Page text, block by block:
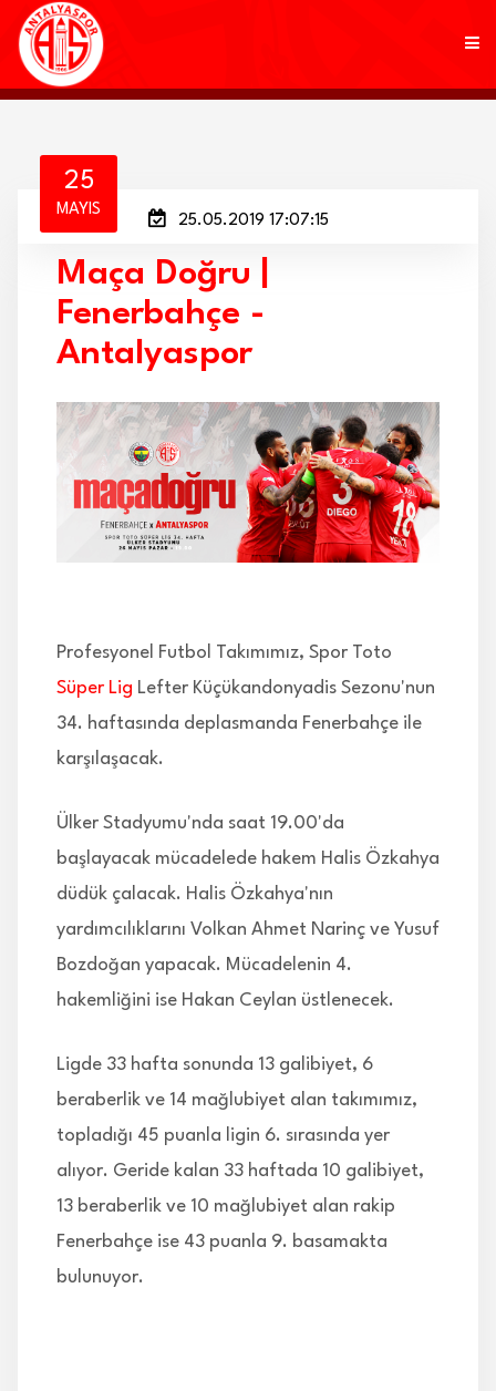
KULÜP
AKADEMİ
MARKALAR
BRANŞLAR
HABERLER
25
MAYIS
25.05.2019 17:07:15
Maça Doğru |
Fenerbahçe -
Antalyaspor
Profesyonel Futbol Takımımız, Spor Toto
Süper Lig Lefter Küçükandonyadis Sezonu'nun
34. haftasında deplasmanda Fenerbahçe ile
karşılaşacak.
Ülker Stadyumu'nda saat 19.00'da
başlayacak mücadelede hakem Halis Özkahya
düdük çalacak. Halis Özkahya'nın
yardımcılıklarını Volkan Ahmet Narinç ve Yusuf
Bozdoğan yapacak. Mücadelenin 4.
hakemliğini ise Hakan Ceylan üstlenecek.
Ligde 33 hafta sonunda 13 galibiyet, 6
beraberlik ve 14 mağlubiyet alan takımımız,
topladığı 45 puanla ligin 6. sırasında yer
alıyor. Geride kalan 33 haftada 10 galibiyet,
13 beraberlik ve 10 mağlubiyet alan rakip
Fenerbahçe ise 43 puanla 9. basamakta
bulunuyor.